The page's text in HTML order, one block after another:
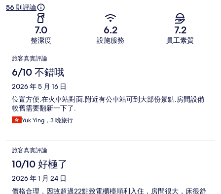
56 則評論
7.0
整潔度
6.2
設施服務
7.2
員工素質
評
論
旅客真實評論
6/10 不錯哦
2026 年 5 月 16 日
位置方便.在火車站對面.附近有公車站可到大部份景點.房間設備
較舊需要翻新一下了.
Yuk Ying，3 晚旅行
旅客真實評論
10/10 好極了
2026 年 1 月 24 日
價格合理，因故超過22點致電櫃檯順利入住，房間很大，床很舒